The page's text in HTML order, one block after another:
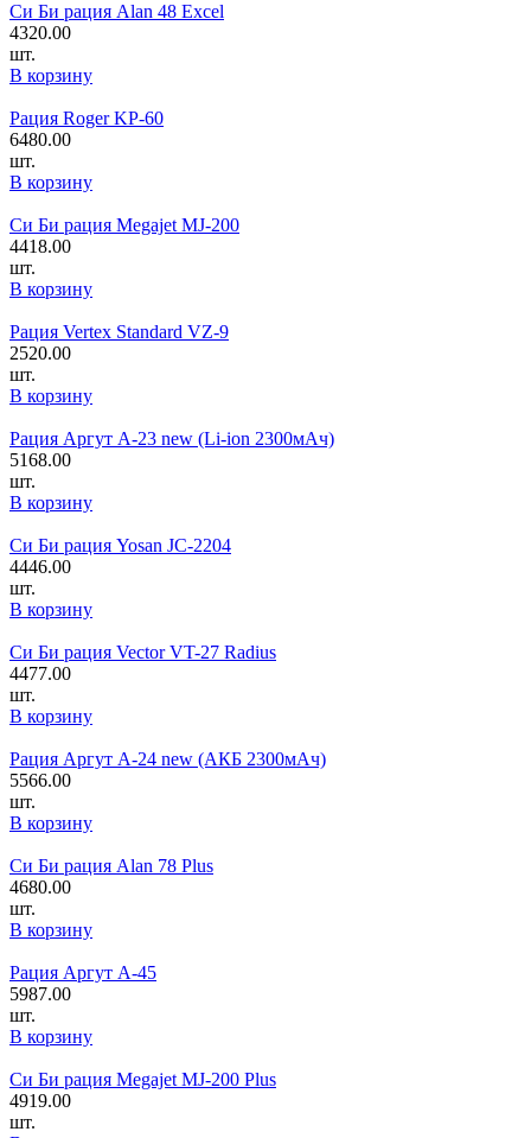
Си Би рация Alan 48 Excel
4320.00
шт.
В корзину
Рация Roger KP-60
6480.00
шт.
В корзину
Си Би рация Megajet MJ-200
4418.00
шт.
В корзину
Рация Vertex Standard VZ-9
2520.00
шт.
В корзину
Рация Аргут А-23 new (Li-ion 2300мАч)
5168.00
шт.
В корзину
Си Би рация Yosan JC-2204
4446.00
шт.
В корзину
Си Би рация Vector VT-27 Radius
4477.00
шт.
В корзину
Рация Аргут А-24 new (АКБ 2300мАч)
5566.00
шт.
В корзину
Си Би рация Alan 78 Plus
4680.00
шт.
В корзину
Рация Аргут А-45
5987.00
шт.
В корзину
Си Би рация Megajet MJ-200 Plus
4919.00
шт.